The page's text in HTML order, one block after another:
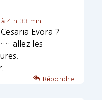
4 h 33 min
Evora ?
allez les
Répondre